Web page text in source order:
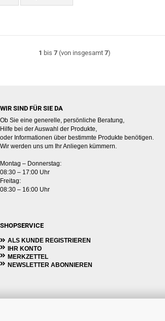
1 bis 7(von insgesamt 7)
WIR SIND FÜR SIE DA
Ob Sie eine generelle, persönliche Beratung,
Hilfe bei der Auswahl der Produkte,
oder Informationen über bestimmte Produkte benötigen.
Wir werden uns um Ihr Anliegen kümmern.
Montag – Donnerstag:
08:30 – 17:00 Uhr
Freitag:
08:30 – 16:00 Uhr
SHOPSERVICE
ALS KUNDE REGISTRIEREN
IHR KONTO
MERKZETTEL
NEWSLETTER ABONNIEREN